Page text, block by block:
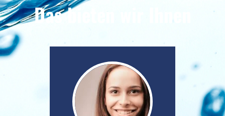
Das bieten wir Ihnen